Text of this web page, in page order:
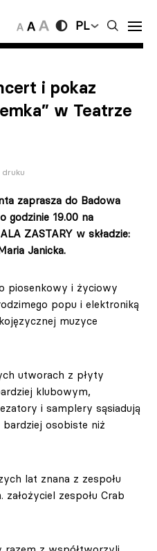
PL
i pokaz
w Teatrze
zaprasza do Badowa
godzinie 19.00 na
ZASTARY w składzie:
Janicka.
piosenkowy i życiowy
popu i elektroniką
muzyce
utworach z płyty
klubowym,
i samplery sąsiadują
bardziej osobiste niż
lat znana z zespołu
założyciel zespołu Crab